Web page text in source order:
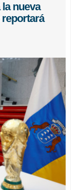
nueva